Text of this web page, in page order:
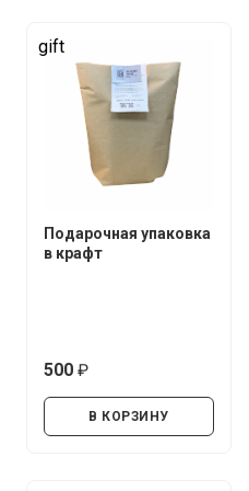
gift
Подарочная упаковка
в крафт
500
В КОРЗИНУ